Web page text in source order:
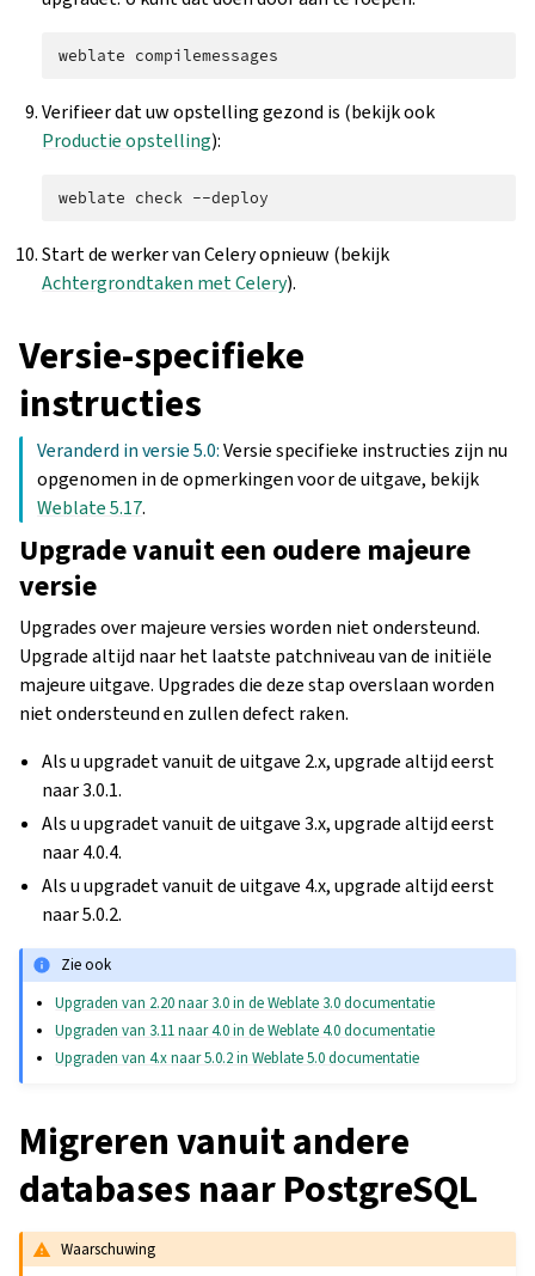
weblate
Verifieer dat uw opstelling gezond is (bekijk ook
Productie opstelling):
weblate check
Start de werker van Celery opnieuw (bekijk
Achtergrondtaken met Celery).
Versie-specifieke
instructies
Veranderd in versie 5.0:Versie specifieke instructies zijn nu
opgenomen in de opmerkingen voor de uitgave, bekijk
Weblate 5.17.
Upgrade vanuit een oudere majeure
versie
Upgrades over majeure versies worden niet ondersteund.
Upgrade altijd naar het laatste patchniveau van de initiële
majeure uitgave. Upgrades die deze stap overslaan worden
niet ondersteund en zullen defect raken.
Als u upgradet vanuit de uitgave 2.x, upgrade altijd eerst
naar 3.0.1.
Als u upgradet vanuit de uitgave 3.x, upgrade altijd eerst
naar 4.0.4.
Als u upgradet vanuit de uitgave 4.x, upgrade altijd eerst
naar 5.0.2.
Zie ook
Upgraden van 2.20 naar 3.0 in de Weblate 3.0 documentatie
Upgraden van 3.11 naar 4.0 in de Weblate 4.0 documentatie
Upgraden van 4.x naar 5.0.2 in Weblate 5.0 documentatie
Migreren vanuit andere
databases naar PostgreSQL
Waarschuwing